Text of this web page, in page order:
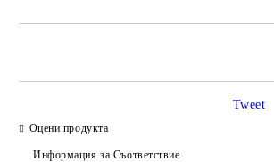
Оцени продукта
Информация за Съответствие
Tweet